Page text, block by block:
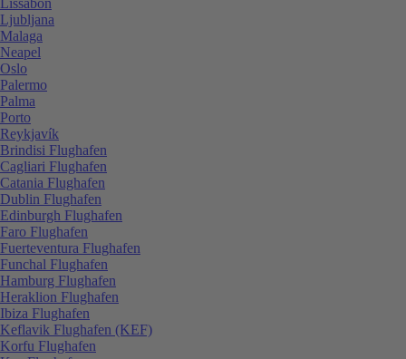
Ljubljana
Malaga
Neapel
Oslo
Palermo
Palma
Porto
Reykjavík
Brindisi Flughafen
Cagliari Flughafen
Catania Flughafen
Dublin Flughafen
Edinburgh Flughafen
Faro Flughafen
Fuerteventura Flughafen
Funchal Flughafen
Hamburg Flughafen
Heraklion Flughafen
Ibiza Flughafen
Keflavik Flughafen (KEF)
Korfu Flughafen